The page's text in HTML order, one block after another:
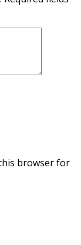
browser for